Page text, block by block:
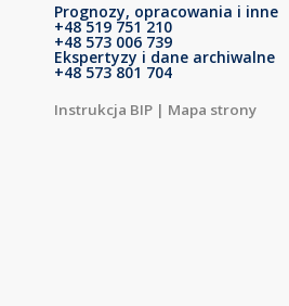
Prognozy, opracowania i inne
+48 519 751 210
+48 573 006 739
Ekspertyzy i dane archiwalne
+48 573 801 704
Instrukcja BIP | Mapa strony